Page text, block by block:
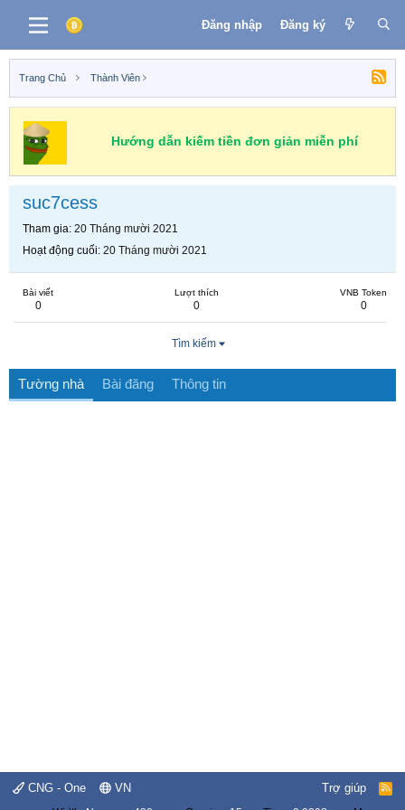
Đăng nhập Đăng ký
Trang Chủ Thành Viên
Hướng dẫn kiếm tiền đơn giản miễn phí
suc7cess
Tham gia 20 Tháng mười 2021
Hoạt động cuối 20 Tháng mười 2021
Bài viết
0
Lượt thích
0
VNB Token
0
Tìm kiếm
Tường nhà Bài đăng Thông tin
CNG - One VN Trợ giúp
R